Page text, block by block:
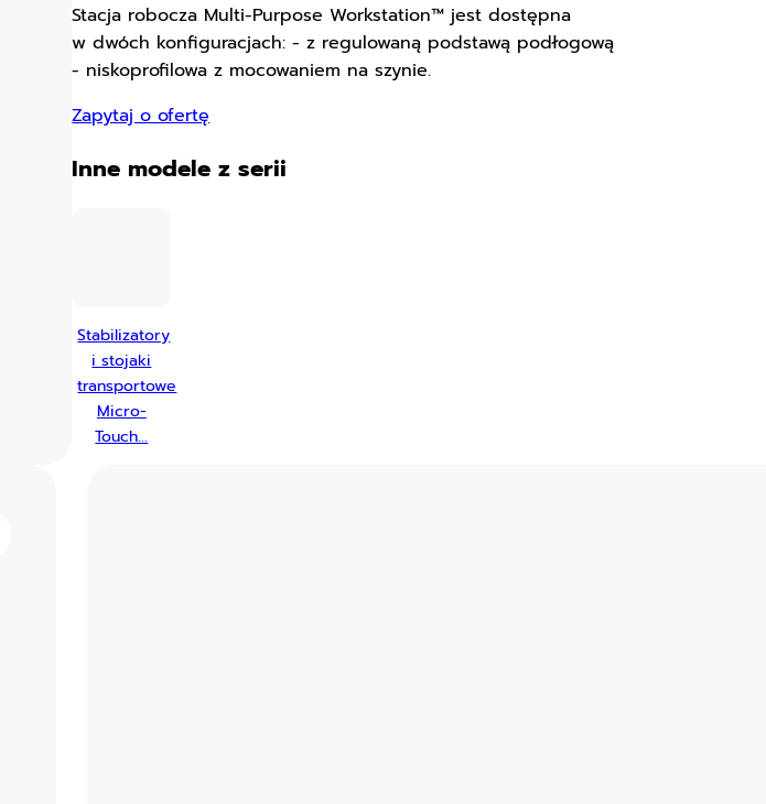
Stacja robocza Multi-Purpose Workstation™ jest dostępna
w dwóch konfiguracjach: - z regulowaną podstawą podłogową
- niskoprofilowa z mocowaniem na szynie.
Zapytaj o ofertę
Inne modele z serii
Stabilizatory
i stojaki
transportowe
Micro-
Touch...